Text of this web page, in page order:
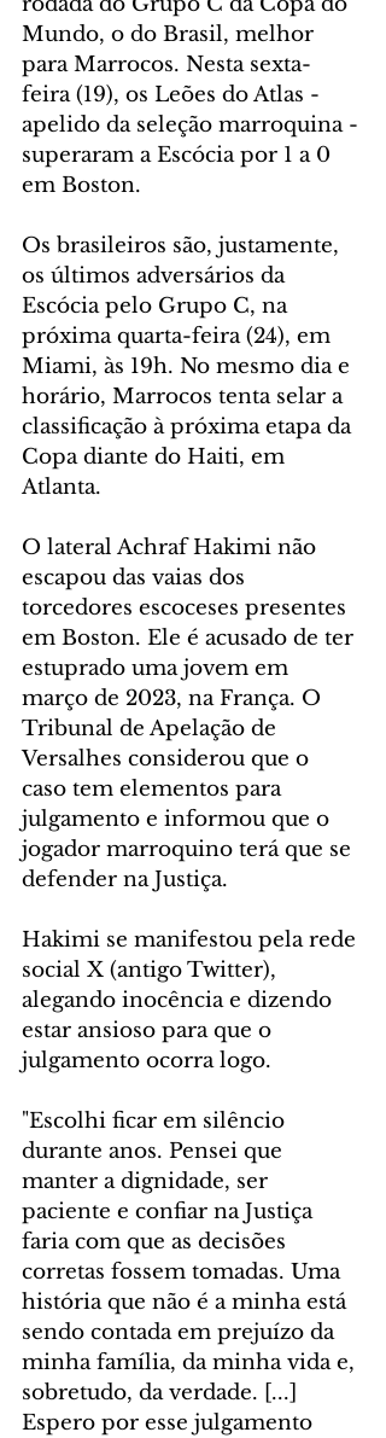
Mundo, o do Brasil, melhor
para Marrocos. Nesta sexta-
feira (19), os Leões do Atlas -
apelido da seleção marroquina -
superaram a Escócia por 1 a 0
em Boston.
Os brasileiros são, justamente,
os últimos adversários da
Escócia pelo Grupo C, na
próxima quarta-feira (24), em
Miami, às 19h. No mesmo dia e
horário, Marrocos tenta selar a
classificação à próxima etapa da
Copa diante do Haiti, em
Atlanta.
O lateral Achraf Hakimi não
escapou das vaias dos
torcedores escoceses presentes
em Boston. Ele é acusado de ter
estuprado uma jovem em
março de 2023, na França. O
Tribunal de Apelação de
Versalhes considerou que o
caso tem elementos para
julgamento e informou que o
jogador marroquino terá que se
defender na Justiça.
Hakimi se manifestou pela rede
social X (antigo Twitter),
alegando inocência e dizendo
estar ansioso para que o
julgamento ocorra logo.
"Escolhi ficar em silêncio
durante anos. Pensei que
manter a dignidade, ser
paciente e confiar na Justiça
faria com que as decisões
corretas fossem tomadas. Uma
história que não é a minha está
sendo contada em prejuízo da
minha família, da minha vida e,
sobretudo, da verdade. [...]
Espero por esse julgamento